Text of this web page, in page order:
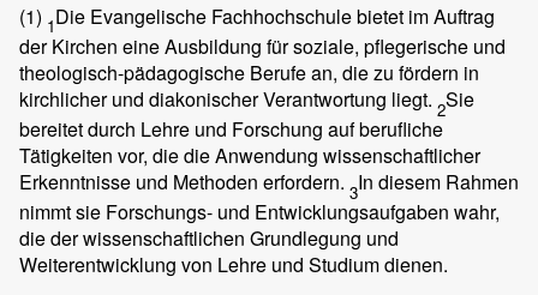
(1) 1Die Evangelische Fachhochschule bietet im Auftrag
der Kirchen eine Ausbildung für soziale, pflegerische und
theologisch-pädagogische Berufe an, die zu fördern in
kirchlicher und diakonischer Verantwortung liegt. 2Sie
bereitet durch Lehre und Forschung auf berufliche
Tätigkeiten vor, die die Anwendung wissenschaftlicher
Erkenntnisse und Methoden erfordern. 3In diesem Rahmen
nimmt sie Forschungs- und Entwicklungsaufgaben wahr,
die der wissenschaftlichen Grundlegung und
Weiterentwicklung von Lehre und Studium dienen.